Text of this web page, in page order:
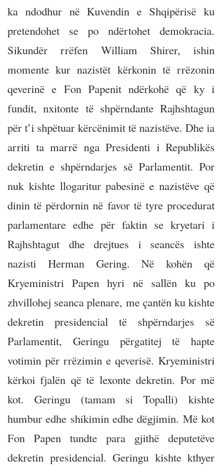
ka ndodhur në Kuvendin e Shqipërisë ku
pretendohet se po ndërtohet demokracia.
Sikundër rrëfen William Shirer, ishin
momente kur nazistët kërkonin të rrëzonin
qeverinë e Fon Papenit ndërkohë që ky i
fundit, nxitonte të shpërndante Rajhshtagun
për t’i shpëtuar kërcënimit të nazistëve. Dhe ia
arriti ta marrë nga Presidenti i Republikës
dekretin e shpërndarjes së Parlamentit. Por
nuk kishte llogaritur pabesinë e nazistëve që
dinin të përdornin në favor të tyre procedurat
parlamentare edhe për faktin se kryetari i
Rajhshtagut dhe drejtues i seancës ishte
nazisti Herman Gering. Në kohën që
Kryeministri Papen hyri në sallën ku po
zhvillohej seanca plenare, me çantën ku kishte
dekretin presidencial të shpërndarjes së
Parlamentit, Geringu përgatitej të hapte
votimin për rrëzimin e qeverisë. Kryeministri
kërkoi fjalën që të lexonte dekretin. Por më
kot. Geringu (tamam si Topalli) kishte
humbur edhe shikimin edhe dëgjimin. Më kot
Fon Papen tundte para gjithë deputetëve
dekretin presidencial. Geringu kishte kthyer